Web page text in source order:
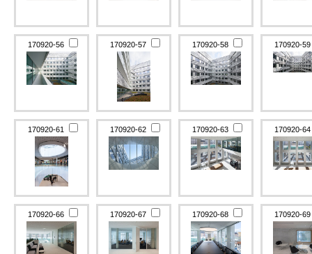
170920-56 170920-57 170920-58 170920-59
170920-61 170920-62 170920-63 170920-64
170920-66 170920-67 170920-68 170920-69